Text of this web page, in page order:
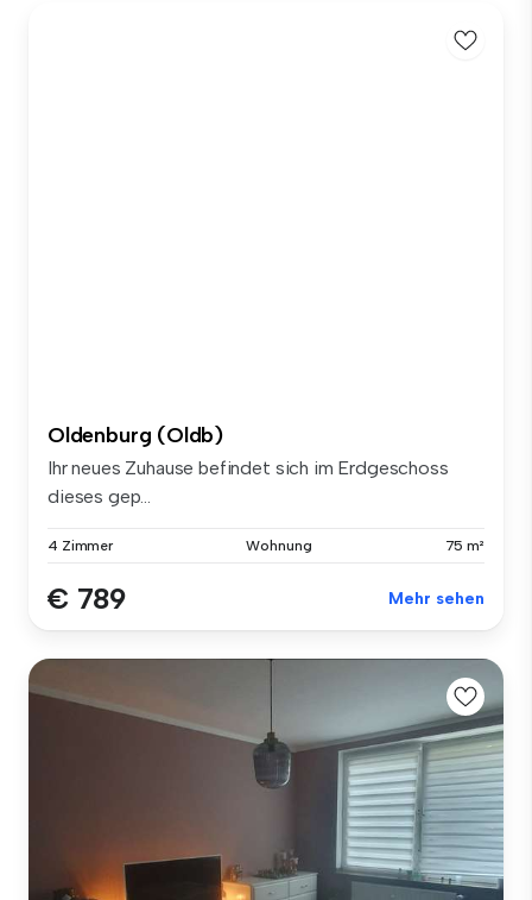
Oldenburg (Oldb)
Ihr neues Zuhause befindet sich im Erdgeschoss
dieses gep...
4 Zimmer Wohnung 75 m²
€ 789 Mehr sehen